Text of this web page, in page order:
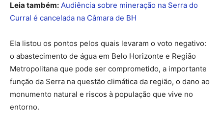
Leia também: Audiência sobre mineração na Serra do
Curral é cancelada na Câmara de BH
Ela listou os pontos pelos quais levaram o voto negativo:
o abastecimento de água em Belo Horizonte e Região
Metropolitana que pode ser comprometido, a importante
função da Serra na questão climática da região, o dano ao
monumento natural e riscos à população que vive no
entorno.